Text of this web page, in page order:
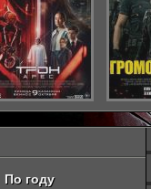
По году